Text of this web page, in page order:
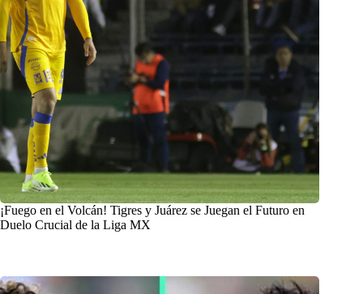
¡Fuego en el Volcán! Tigres y Juárez se Juegan el Futuro en
Duelo Crucial de la Liga MX